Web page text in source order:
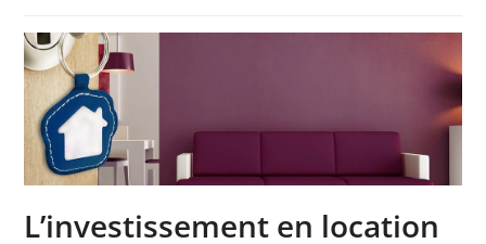
L’investissement en location